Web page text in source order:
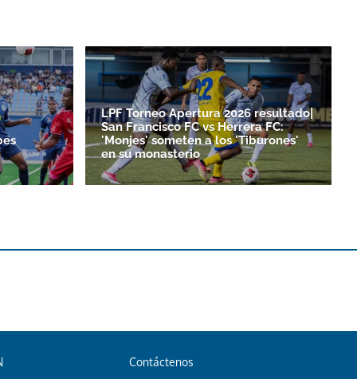
LPF Torneo Apertura 2026 resultado|
San Francisco FC vs Herrera FC:
'Monjes' someten a los 'Tiburones'
en su monasterio
Contáctenos